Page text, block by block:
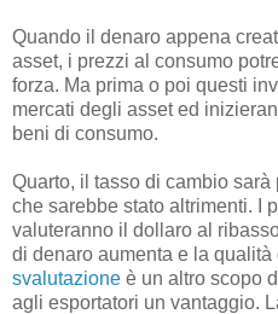
Quando il denaro appena
asset, i prezzi al consumo
forza. Ma prima o poi questi
mercati degli asset ed
beni di consumo.
Quarto, il tasso di cambio
che sarebbe stato altrimenti. I
valuteranno il dollaro al
di denaro aumenta e la
svalutazione è un altro scopo
agli esportatori un vantaggio.